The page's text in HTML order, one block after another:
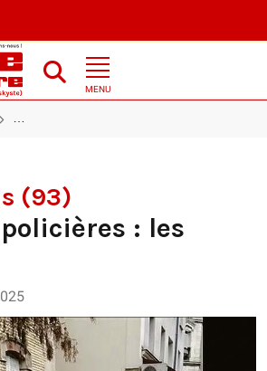
MENU
Saint-Denis (93) : Violences policières : les
(93)
: les